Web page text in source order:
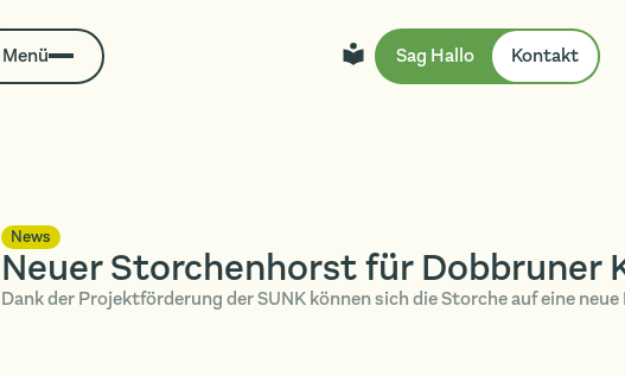
Menü Sag Hallo Kontakt
News
Neuer Storchenhorst für Dobbruner
Dank der Projektförderung der SUNK können sich die Storche auf eine